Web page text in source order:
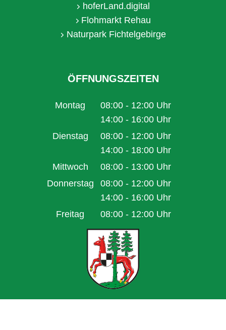
hoferLand.digital
Flohmarkt Rehau
Naturpark Fichtelgebirge
ÖFFNUNGSZEITEN
Montag 08:00 - 12:00 Uhr
Von 08:00 bis 12:00 Uhr
14:00 - 16:00 Uhr
Von 14:00 bis 16:00 Uhr
Dienstag 08:00 - 12:00 Uhr
Von 08:00 bis 12:00 Uhr
14:00 - 18:00 Uhr
Von 14:00 bis 18:00 Uhr
Mittwoch 08:00 - 13:00 Uhr
Von 08:00 bis 13:00 Uhr
Donnerstag 08:00 - 12:00 Uhr
Von 08:00 bis 12:00 Uhr
14:00 - 16:00 Uhr
Von 14:00 bis 16:00 Uhr
Freitag 08:00 - 12:00 Uhr
Von 08:00 bis 12:00 Uhr